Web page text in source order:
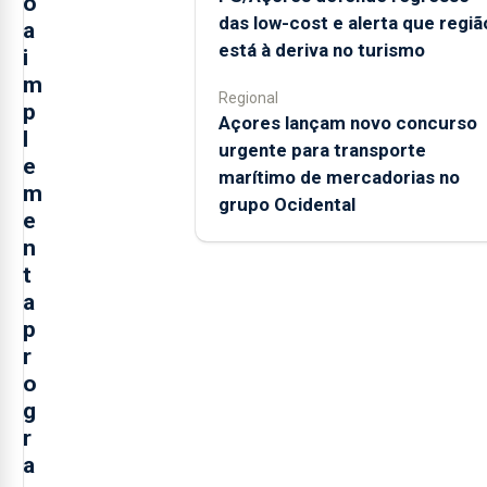
a
i
m
p
l
e
m
e
n
t
a
p
r
o
g
r
a
das low-cost e alerta que
está à deriva no turismo
Regional
Açores lançam novo concurso
urgente para transporte
marítimo de mercadorias no
grupo Ocidental